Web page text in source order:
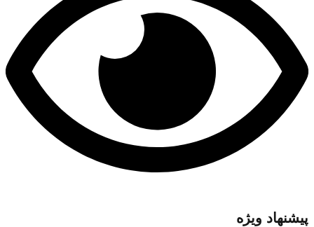
پیشنهاد ویژه